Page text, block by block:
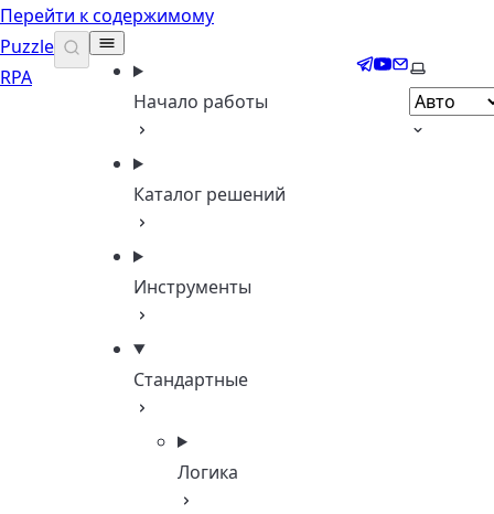
Перейти к содержимому
Puzzle
RPA
Начало работы
Каталог решений
Инструменты
Стандартные
Логика
Telegram
YouTube
Email